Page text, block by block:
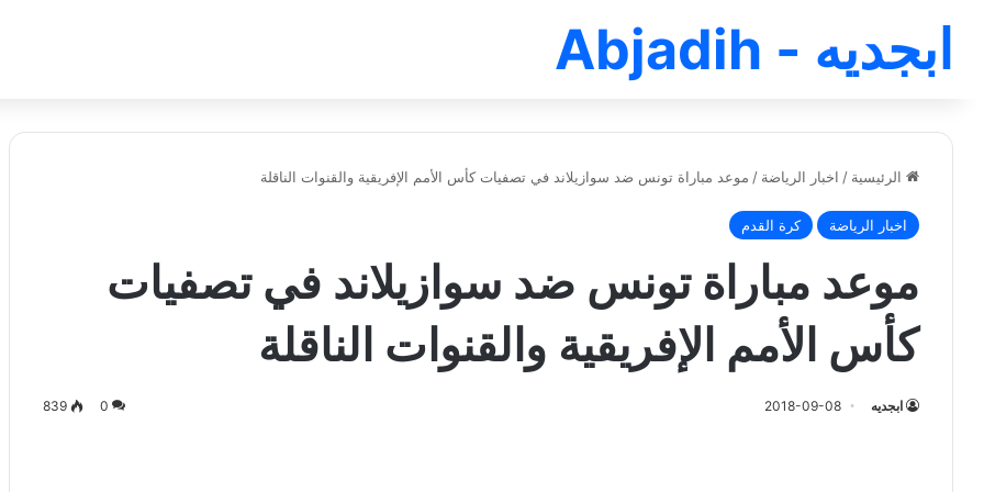
ابجديه - Abjadih
الرئيسية / اخبار الرياضة / موعد مباراة تونس ضد سوازيلاند في تصفيات كأس الأمم الإفريقية والقنوات الناقلة
اخبار الرياضة كرة القدم
موعد مباراة تونس ضد سوازيلاند في تصفيات
كأس الأمم الإفريقية والقنوات الناقلة
ابجديه 2018-09-08
0
839